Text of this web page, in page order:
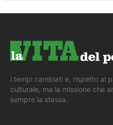
i tempi cambiati e, rispetto al
culturale, ma la missione che
sempre la stessa.